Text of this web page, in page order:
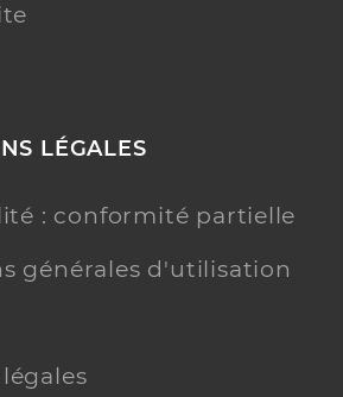
LÉGALES
: conformité partielle
générales d'utilisation